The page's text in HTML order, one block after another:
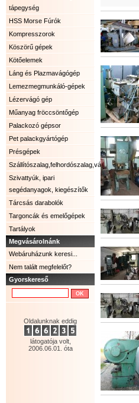
tápegység
HSS Morse Fúrók
Kompresszorok
Köszörű gépek
Kötőelemek
Láng és Plazmavágógép
Lemezmegmunkáló-gépek
Lézervágó gép
Műanyag fröccsöntőgép
Palackozó gépsor
Pet palackgyártógép
Présgépek
Szállítószalag,felhordószalag,válogatószalag.
Szivattyúk, ipari
segédanyagok, kiegészítők
Tárcsás darabolók
Targoncák és emelőgépek
Tartályok
Megvásárolnánk
Webáruházunk keresi...
Nem talált megfelelőt?
Gyorskereső
Oldalunknak eddig
látogatója volt,
2006.06.01. óta